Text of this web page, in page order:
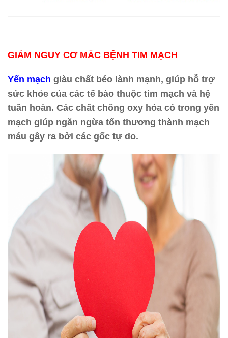
GIẢM NGUY CƠ MẮC BỆNH TIM MẠCH
Yến mạch giàu chất béo lành mạnh, giúp hỗ trợ
sức khỏe của các tế bào thuộc tim mạch và hệ
tuần hoàn. Các chất chống oxy hóa có trong yến
mạch giúp ngăn ngừa tổn thương thành mạch
máu gây ra bởi các gốc tự do.